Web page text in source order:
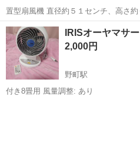
置型扇風機 直径約５１センチ、高さ
す。 ３段階調節、首振りも異常なし
します。 写真の通りサビもあります
石川 小松市 季節、空調家電
IRISオーヤマサ
2,000円
野町駅
付き8畳用 風量調整: あり